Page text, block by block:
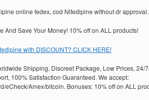
online fedex, cod Nifedipine without dr approval.
And Save Your Money! 10% off on ALL products!
with DISCOUNT? CLICK HERE!
Shipping, Discreet Package, Low Prices, 24/
100% Satisfaction Guaranteed. We accept:
eCheck/Amex/bitcoin. Bonuses: 10% off on ALL